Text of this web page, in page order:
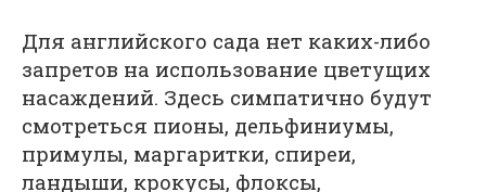
Для английского сада нет каких-либо
запретов на использование цветущих
насаждений. Здесь симпатично будут
смотреться пионы, дельфиниумы,
примулы, маргаритки, спиреи,
ландыши, крокусы, флоксы,